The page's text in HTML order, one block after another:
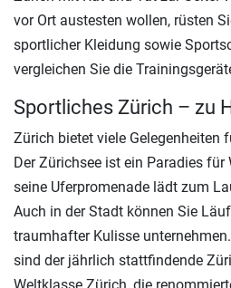
vor Ort austesten wollen, rüsten
sportlicher Kleidung sowie
vergleichen Sie die
Sportliches Zürich – zu
Zürich bietet viele Gelegenheiten
Der Zürichsee ist ein Paradies
seine Uferpromenade lädt zum
Auch in der Stadt können Sie
traumhafter Kulisse
sind der jährlich stattfindende
Weltklasse Zürich, die